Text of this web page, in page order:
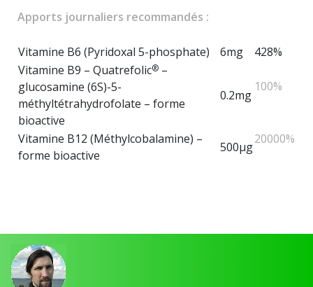
Apports journaliers recommandés :
Vitamine B6 (Pyridoxal 5-phosphate) 6mg
428%
Vitamine B9 – Quatrefolic® –
glucosamine (6S)-5-
méthyltétrahydrofolate – forme
bioactive
0.2mg
100%
Vitamine B12 (Méthylcobalamine) –
forme bioactive
500µg
20000%